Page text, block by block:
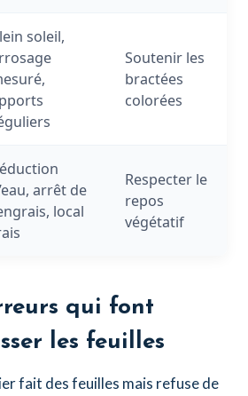
soleil,
Soutenir les
bractées
colorées
arrêt de
local
Respecter le
repos
végétatif
qui font
les feuilles
fait des feuilles mais refuse de